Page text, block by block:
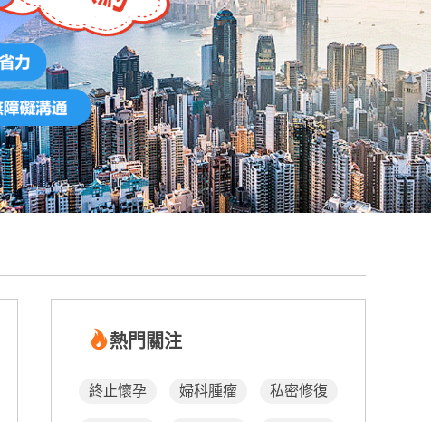
熱門關注
終止懷孕 婦科腫瘤 私密修復